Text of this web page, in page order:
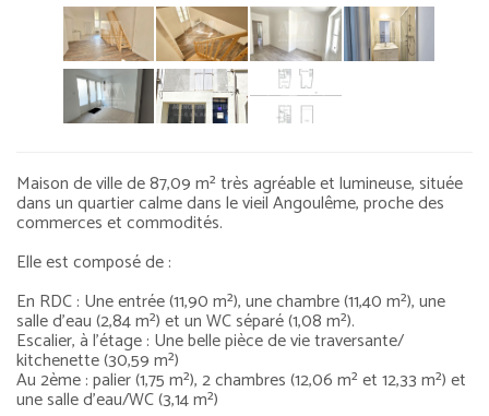
Maison de ville de 87,09 m² très agréable et lumineuse, située
dans un quartier calme dans le vieil Angoulême, proche des
commerces et commodités.
Elle est composé de :
En RDC : Une entrée (11,90 m²), une chambre (11,40 m²), une
salle d'eau (2,84 m²) et un WC séparé (1,08 m²).
Escalier, à l'étage : Une belle pièce de vie traversante/
kitchenette (30,59 m²)
Au 2ème : palier (1,75 m²), 2 chambres (12,06 m² et 12,33 m²) et
une salle d'eau/WC (3,14 m²)